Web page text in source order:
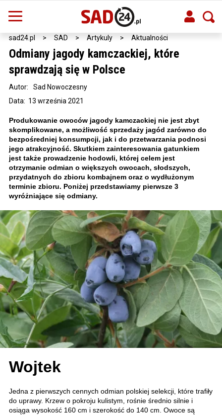
sad24.pl > SAD > Artykuly > Aktualności
Odmiany jagody kamczackiej, które
sprawdzają się w Polsce
Data: 13 września 2021
Autor: Sad Nowoczesny
Produkowanie owoców jagody kamczackiej nie jest zbyt
skomplikowane, a możliwość sprzedaży jagód zarówno do
bezpośredniej konsumpcji, jak i do przetwarzania podnosi
jego atrakcyjność. Skutkiem zainteresowania gatunkiem
jest także prowadzenie hodowli, której celem jest
otrzymanie odmian o większych owocach, słodszych,
przydatnych do zbioru kombajnem oraz o wydłużonym
terminie zbioru. Poniżej przedstawiamy pierwsze 3
wyróżniające się odmiany.
Wojtek
Jedna z pierwszych cennych odmian polskiej selekcji, które trafiły
do uprawy. Krzew o pokroju kulistym, rośnie średnio silnie i
osiąga wysokość 160 cm i szerokość do 140 cm. Owoce są